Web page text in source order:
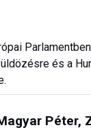
és a
Péter,